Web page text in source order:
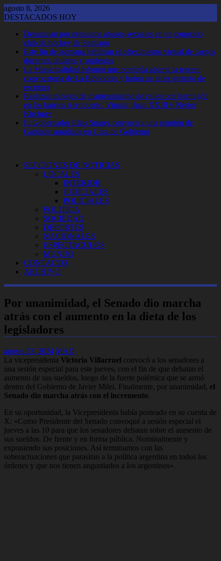
Saltar
al
agosto 8, 2026
DESTACADOS HOY
Denuncian por presuntos abusos sexuales en un conocido
club de hockey de Santiago
Este fin de ssemana habilitan el ofrecimiento virtual de cargos
docentes titulares y suplentes
La Municipalidad informó que continúa abierta la tercera
convocatoria de La Bibliodera y habrá un taller gratuito de
escritura
Realizan trabajos de mantenimiento de calles con hormigón
en los barrios Aeropuerto, Vinalar, Juan XXIII y Néstor
Kirchner
El Gobernador Elias Suárez convocó a una reunión de
Gabinete ampliada en Casa de Gobierno
SECCIONES DE NOTICIAS
LOCALES
INTERIOR
JUDICIALES
POLICIALES
POLITICA
SOCIEDAD
DEPORTES
NACIONALES
ESPECTACULOS
MUNDO
CONTACTO
ARCHIVO
Por unanimidad, el Senado dio marcha
atrás con el aumento en la dieta de los
legisladores
agosto 23, 2024 MAD
La vicepresidenta Victoria Villarruel convocó a los senadores a
una sesión especial para este jueves, con el fin de que debatan el
aumento de sus sueldos, luego de la fuerte polémica que se armó
dentro del Gobierno de Javier Milei. Finalmente, por unanimidad, el
Senado dio marcha atrás con el incremento.
En su oportunidad, la Vicepresidenta había posteado en su cuenta de
X: «Como Presidente del Senado convoqué a sesión especial el
jueves a las 10 para que los senadores debatan sobre el aumento de
sus sueldos. De frente y en forma pública. Nominalmente y
exponiendo sus posiciones. Así terminamos con las
sobreactuaciones que parasitan a la política argentina en todos los
órdenes y que nos tienen angustiados a los argentinos».